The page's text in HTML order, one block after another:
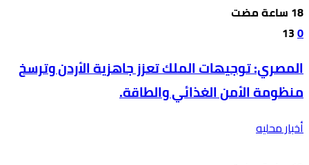
0
13
المصري: توجيهات الملك تعزز جاهزية الأردن وترسخ
منظومة الأمن الغذائي والطاقة.
أخبار محليه